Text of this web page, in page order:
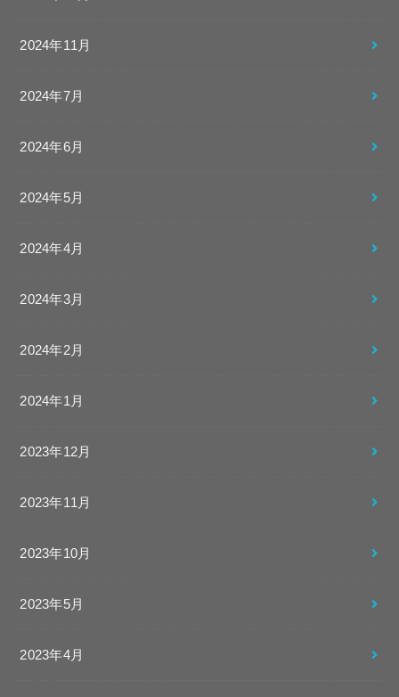
2024年11月
2024年7月
2024年6月
2024年5月
2024年4月
2024年3月
2024年2月
2024年1月
2023年12月
2023年11月
2023年10月
2023年5月
2023年4月